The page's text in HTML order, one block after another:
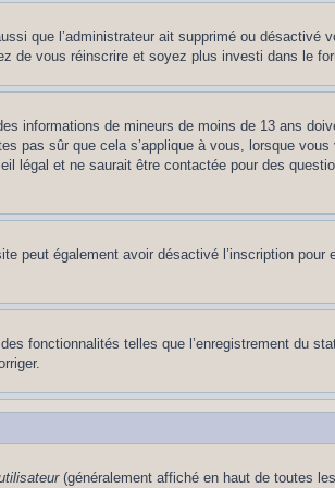
que l’administrateur ait supprimé ou désactivé
de vous réinscrire et soyez plus investi dans le
informations de mineurs de moins de 13 ans
pas sûr que cela s’applique à vous, lorsque
légal et ne saurait être contactée pour des
peut également avoir désactivé l’inscription pour
fonctionnalités telles que l’enregistrement du
(généralement affiché en haut de toutes